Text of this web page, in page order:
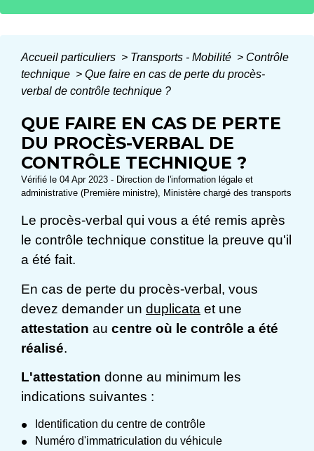
Accueil particuliers > Transports - Mobilité > Contrôle
technique > Que faire en cas de perte du procès-
verbal de contrôle technique ?
QUE FAIRE EN CAS DE PERTE
DU PROCÈS-VERBAL DE
CONTRÔLE TECHNIQUE ?
Vérifié le 04 Apr 2023 - Direction de l'information légale et
administrative (Première ministre), Ministère chargé des transports
Le procès-verbal qui vous a été remis après
le contrôle technique constitue la preuve qu'il
a été fait.
En cas de perte du procès-verbal, vous
devez demander un duplicata et une
attestation au centre où le contrôle a été
réalisé.
L'attestation donne au minimum les
indications suivantes :
Identification du centre de contrôle
Numéro d'immatriculation du véhicule